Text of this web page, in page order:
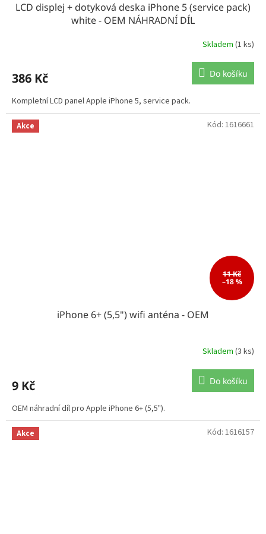
LCD displej + dotyková deska iPhone 5 (service pack)
white - OEM NÁHRADNÍ DÍL
Skladem (1 ks)
386 Kč Do košíku
Kompletní LCD panel Apple iPhone 5, service pack.
Akce
11 Kč
–18 %
iPhone 6+ (5,5") wifi anténa - OEM
Skladem (3 ks)
9 Kč Do košíku
OEM náhradní díl pro Apple iPhone 6+ (5,5").
Kód: 1616661
Akce Kód: 1616157